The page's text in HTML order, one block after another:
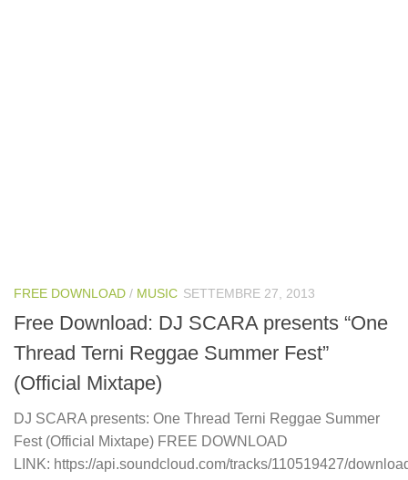
FREE DOWNLOAD / MUSIC SETTEMBRE 27, 2013
Free Download: DJ SCARA presents “One
Thread Terni Reggae Summer Fest”
(Official Mixtape)
DJ SCARA presents: One Thread Terni Reggae Summer
Fest (Official Mixtape) FREE DOWNLOAD
LINK: https://api.soundcloud.com/tracks/110519427/